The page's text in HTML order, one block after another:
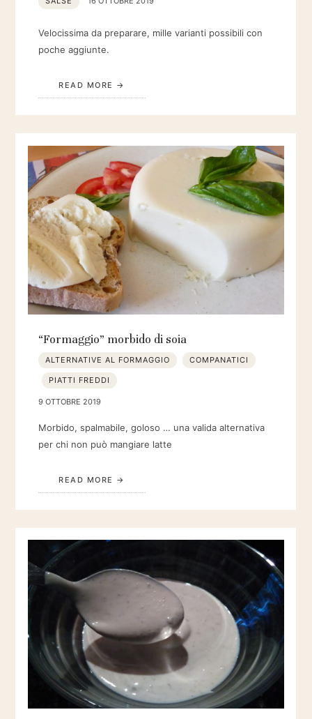
Velocissima da preparare, mille varianti possibili con
poche aggiunte.
READ MORE
“Formaggio” morbido di soia
ALTERNATIVE AL FORMAGGIO COMPANATICI
PIATTI FREDDI
9 OTTOBRE 2019
Morbido, spalmabile, goloso … una valida alternativa
per chi non può mangiare latte
READ MORE